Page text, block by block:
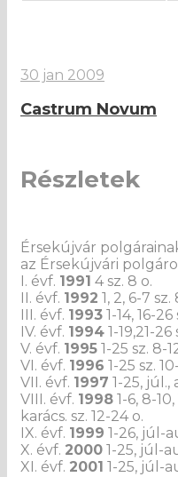
30 jan 2009
Castrum Novum
Részletek
Érsekújvár
az Érsekújvári
I. évf. 1991 4 sz. 8 o.
II. évf. 1992 1, 2, 6-7 sz.
III. évf. 1993 1-14, 16-26
IV. évf. 1994 1-19,21-26
V. évf. 1995 1-25 sz. 8-
VI. évf. 1996 1-25 sz.
VII. évf. 1997 1-25, júl.,
VIII. évf. 1998 1-6, 8-
karács. sz. 12-24 o.
IX. évf. 1999 1-26, júl-
X. évf. 2000 1-25, júl-
XI. évf. 2001 1-25, júl-